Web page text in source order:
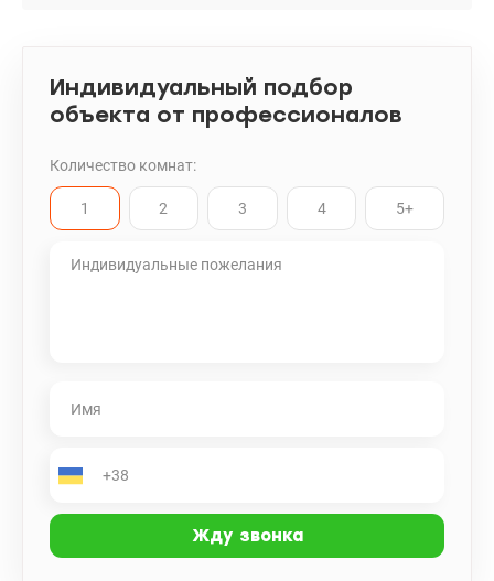
Индивидуальный подбор
объекта от профессионалов
Количество комнат:
1 2 3 4 5+